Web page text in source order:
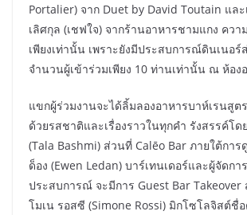
Portalier) จาก Duet by David Toutain และ
เลิศกุล (เชฟใจ) จากร้านอาหารชามแกง ควา
เพียงเท่านั้น เพราะยังมีประสบการณ์ดินเนอ
จำนวนผู้เข้าร่วมเพียง 10 ท่านเท่านั้น ณ ห้องอ
แขกผู้ร่วมงานจะได้ลิ้มลองอาหารบาห์เรนสูต
ด้วยรสชาติและเรื่องราวในทุกคำ รังสรรค์โ
(Tala Bashmi) ส่วนที่ Calēo Bar ภายใต้การ
ด็อง (Ewen Ledan) บาร์เทนเดอร์และผู้จัดกา
ประสบการณ์ จะมีการ Guest Bar Takeover
โมเน รอสซี (Simone Rossi) มิกโซโลจิสต์ชื่อ